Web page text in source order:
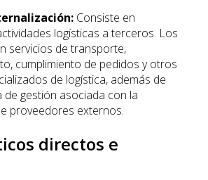
Consiste en
logísticas a terceros. Los
servicios de transporte,
cumplimiento de pedidos y otros
de logística, además de
de gestión asociada con la
proveedores externos.
directos e